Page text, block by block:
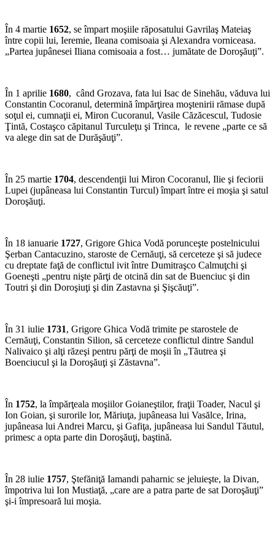
În 4 martie 1652, se împart moşiile răposatului Gavrilaş Mateiaş
între copii lui, Ieremie, Ileana comisoaia şi Alexandra vorniceasa.
„Partea jupânesei Iliana comisoaia a fost… jumătate de Doroşăuţi”.
În 1 aprilie 1680, când Grozava, fata lui Isac de Sinehău, văduva lui
Constantin Cocoranul, determină împărţirea moştenirii rămase după
soţul ei, cumnaţii ei, Miron Cucoranul, Vasile Căzăcescul, Tudosie
Ţintă, Costaşco căpitanul Turculeţu şi Trinca, le revene „parte ce să
va alege din sat de Durăşăuţi”.
În 25 martie 1704, descendenţii lui Miron Cocoranul, Ilie şi feciorii
Lupei (jupâneasa lui Constantin Turcul) împart între ei moşia şi satul
Doroşăuţi.
În 18 ianuarie 1727, Grigore Ghica Vodă porunceşte postelnicului
Şerban Cantacuzino, staroste de Cernăuţi, să cerceteze şi să judece
cu dreptate faţă de conflictul ivit între Dumitraşco Calmuţchi şi
Goeneşti „pentru nişte părţi de otcină din sat de Buenciuc şi din
Toutri şi din Doroşiuţi şi din Zastavna şi Şişcăuţi”.
În 31 iulie 1731, Grigore Ghica Vodă trimite pe starostele de
Cernăuţi, Constantin Silion, să cerceteze conflictul dintre Sandul
Nalivaico şi alţi răzeşi pentru părţi de moşii în „Tăutrea şi
Boenciucul şi la Doroşăuţi şi Zăstavna”.
În 1752, la împărţeala moşiilor Goianeştilor, fraţii Toader, Nacul şi
Ion Goian, şi surorile lor, Măriuţa, jupâneasa lui Vasălce, Irina,
jupâneasa lui Andrei Marcu, şi Gafiţa, jupâneasa lui Sandul Tăutul,
primesc a opta parte din Doroşăuţi, baştină.
În 28 iulie 1757, Ştefăniţă Iamandi paharnic se jeluieşte, la Divan,
împotriva lui Ion Mustiaţă, „care are a patra parte de sat Doroşăuţi”
şi-i împresoară lui moşia.